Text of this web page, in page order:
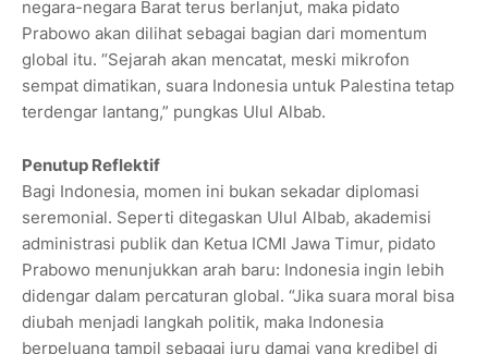
negara-negara Barat terus berlanjut, maka pidato
Prabowo akan dilihat sebagai bagian dari momentum
global itu. “Sejarah akan mencatat, meski mikrofon
sempat dimatikan, suara Indonesia untuk Palestina tetap
terdengar lantang,” pungkas Ulul Albab.
Penutup Reflektif
Bagi Indonesia, momen ini bukan sekadar diplomasi
seremonial. Seperti ditegaskan Ulul Albab, akademisi
administrasi publik dan Ketua ICMI Jawa Timur, pidato
Prabowo menunjukkan arah baru: Indonesia ingin lebih
didengar dalam percaturan global. “Jika suara moral bisa
diubah menjadi langkah politik, maka Indonesia
berpeluang tampil sebagai juru damai yang kredibel di